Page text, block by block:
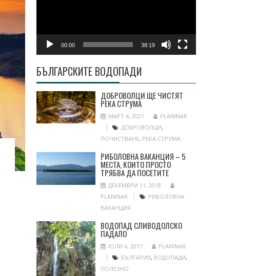
00:00 38:19
БЪЛГАРСКИТЕ ВОДОПАДИ
ДОБРОВОЛЦИ ЩЕ ЧИСТЯТ
РЕКА СТРУМА
МАРТ 4, 2021
PLANINAR
ДОБРОВОЛЦИ,
ПОЧИСТВАНЕ, РЕКА СТРУМА
РИБОЛОВНА ВАКАНЦИЯ – 5
МЕСТА, КОИТО ПРОСТО
ТРЯБВА ДА ПОСЕТИТЕ
ДЕКЕМВРИ 11, 2018
PLANINAR
РИБОЛОВНА
ВАКАНЦИЯ
ВОДОПАД СЛИВОДОЛСКО
ПАДАЛО
ЮЛИ 6, 2017
PLANINAR
БЪЛГАРИЯ, ВОДОПАДИ,
ПОЛЕЗНО